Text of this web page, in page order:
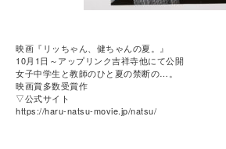
映画『リッちゃん、健ちゃんの夏。』
10月1日～アップリンク吉祥寺他にて公開
女子中学生と教師のひと夏の禁断の…。
映画賞多数受賞作
▽公式サイト
https://haru-natsu-movie.jp/natsu/